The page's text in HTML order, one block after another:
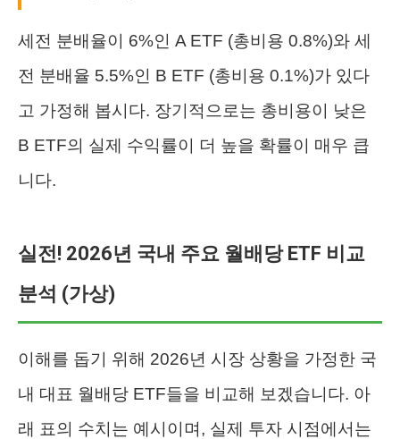
세전 분배율이 6%인 A ETF (총비용 0.8%)와 세
전 분배율 5.5%인 B ETF (총비용 0.1%)가 있다
고 가정해 봅시다. 장기적으로는 총비용이 낮은
B ETF의 실제 수익률이 더 높을 확률이 매우 큽
니다.
실전! 2026년 국내 주요 월배당 ETF 비교
분석 (가상)
이해를 돕기 위해 2026년 시장 상황을 가정한 국
내 대표 월배당 ETF들을 비교해 보겠습니다. 아
래 표의 수치는 예시이며, 실제 투자 시점에서는